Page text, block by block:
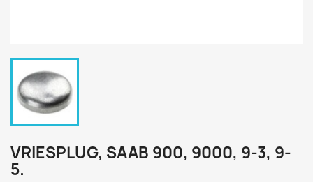
VRIESPLUG, SAAB 900, 9000, 9-3, 9-
5.